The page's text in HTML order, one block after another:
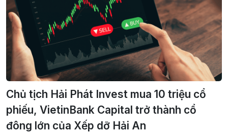
Chủ tịch Hải Phát Invest mua 10 triệu cổ
phiếu, VietinBank Capital trở thành cổ
đông lớn của Xếp dỡ Hải An